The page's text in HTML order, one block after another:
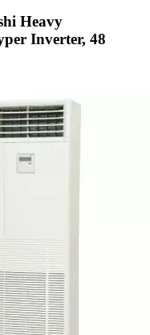
Heavy
Inverter, 48